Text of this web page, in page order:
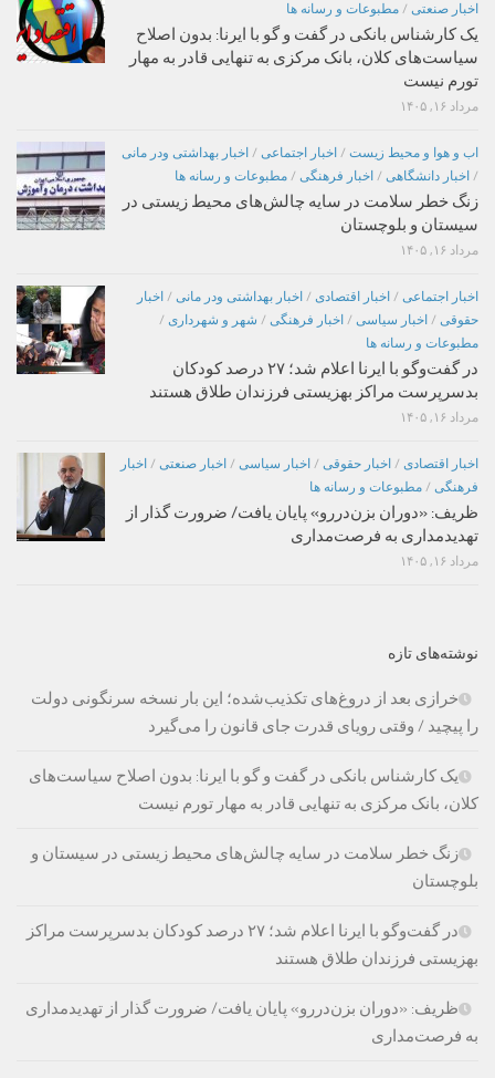
اخبار صنعتی / مطبوعات و رسانه ها
یک کارشناس بانکی در گفت و گو با ایرنا: بدون اصلاح
سیاست‌های کلان، بانک مرکزی به تنهایی قادر به مهار
تورم نیست
مرداد ۱۶, ۱۴۰۵
اب و هوا و محیط زیست / اخبار اجتماعی / اخبار بهداشتی ودر مانی
/ اخبار دانشگاهی / اخبار فرهنگی / مطبوعات و رسانه ها
زنگ خطر سلامت در سایه چالش‌های محیط زیستی در
سیستان و بلوچستان
مرداد ۱۶, ۱۴۰۵
اخبار اجتماعی / اخبار اقتصادی / اخبار بهداشتی ودر مانی / اخبار
حقوقی / اخبار سیاسی / اخبار فرهنگی / شهر و شهرداری /
مطبوعات و رسانه ها
در گفت‌وگو با ایرنا اعلام شد؛ ۲۷ درصد کودکان
بدسرپرست مراکز بهزیستی فرزندان طلاق هستند
مرداد ۱۶, ۱۴۰۵
اخبار اقتصادی / اخبار حقوقی / اخبار سیاسی / اخبار صنعتی / اخبار
فرهنگی / مطبوعات و رسانه ها
ظریف: «دوران بزن‌دررو» پایان یافت/ ضرورت گذار از
تهدیدمداری به فرصت‌مداری
مرداد ۱۶, ۱۴۰۵
نوشته‌های تازه
خرازی بعد از دروغ‌های تکذیب‌شده؛ این بار نسخه سرنگونی دولت
را پیچید / وقتی رویای قدرت جای قانون را می‌گیرد
یک کارشناس بانکی در گفت و گو با ایرنا: بدون اصلاح سیاست‌های
کلان، بانک مرکزی به تنهایی قادر به مهار تورم نیست
زنگ خطر سلامت در سایه چالش‌های محیط زیستی در سیستان و
بلوچستان
در گفت‌وگو با ایرنا اعلام شد؛ ۲۷ درصد کودکان بدسرپرست مراکز
بهزیستی فرزندان طلاق هستند
ظریف: «دوران بزن‌دررو» پایان یافت/ ضرورت گذار از تهدیدمداری
به فرصت‌مداری